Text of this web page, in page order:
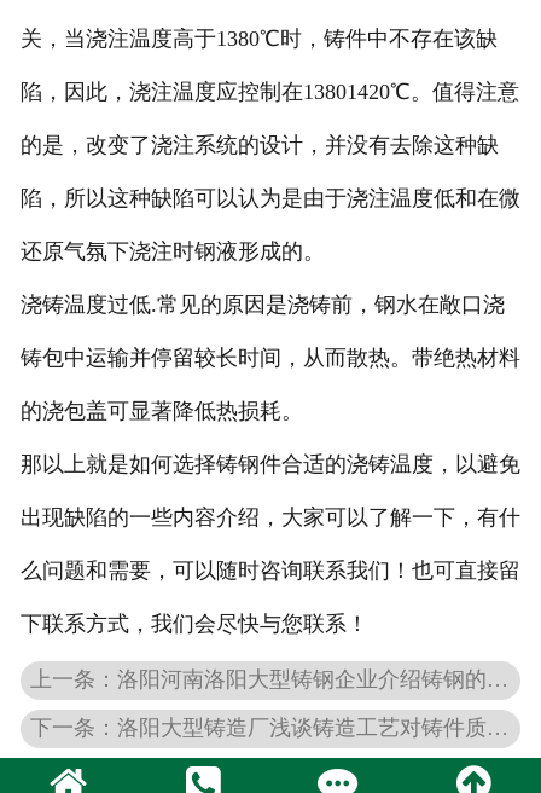
关，当浇注温度高于1380℃时，铸件中不存在该缺
陷，因此，浇注温度应控制在13801420℃。值得注意
的是，改变了浇注系统的设计，并没有去除这种缺
陷，所以这种缺陷可以认为是由于浇注温度低和在微
还原气氛下浇注时钢液形成的。
浇铸温度过低.常见的原因是浇铸前，钢水在敞口浇
铸包中运输并停留较长时间，从而散热。带绝热材料
的浇包盖可显著降低热损耗。
那以上就是如何选择铸钢件合适的浇铸温度，以避免
出现缺陷的一些内容介绍，大家可以了解一下，有什
么问题和需要，可以随时咨询联系我们！也可直接留
下联系方式，我们会尽快与您联系！
上一条：洛阳河南洛阳大型铸钢企业介绍铸钢的用途是什么？
下一条：洛阳大型铸造厂浅谈铸造工艺对铸件质量的影响